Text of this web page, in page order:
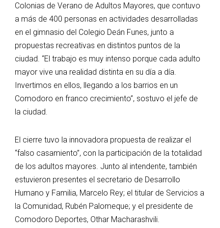
Colonias de Verano de Adultos Mayores, que contuvo
a más de 400 personas en actividades desarrolladas
en el gimnasio del Colegio Deán Funes, junto a
propuestas recreativas en distintos puntos de la
ciudad. “El trabajo es muy intenso porque cada adulto
mayor vive una realidad distinta en su día a día.
Invertimos en ellos, llegando a los barrios en un
Comodoro en franco crecimiento”, sostuvo el jefe de
la ciudad.
El cierre tuvo la innovadora propuesta de realizar el
“falso casamiento”, con la participación de la totalidad
de los adultos mayores. Junto al intendente, también
estuvieron presentes el secretario de Desarrollo
Humano y Familia, Marcelo Rey; el titular de Servicios a
la Comunidad, Rubén Palomeque; y el presidente de
Comodoro Deportes, Othar Macharashvili.